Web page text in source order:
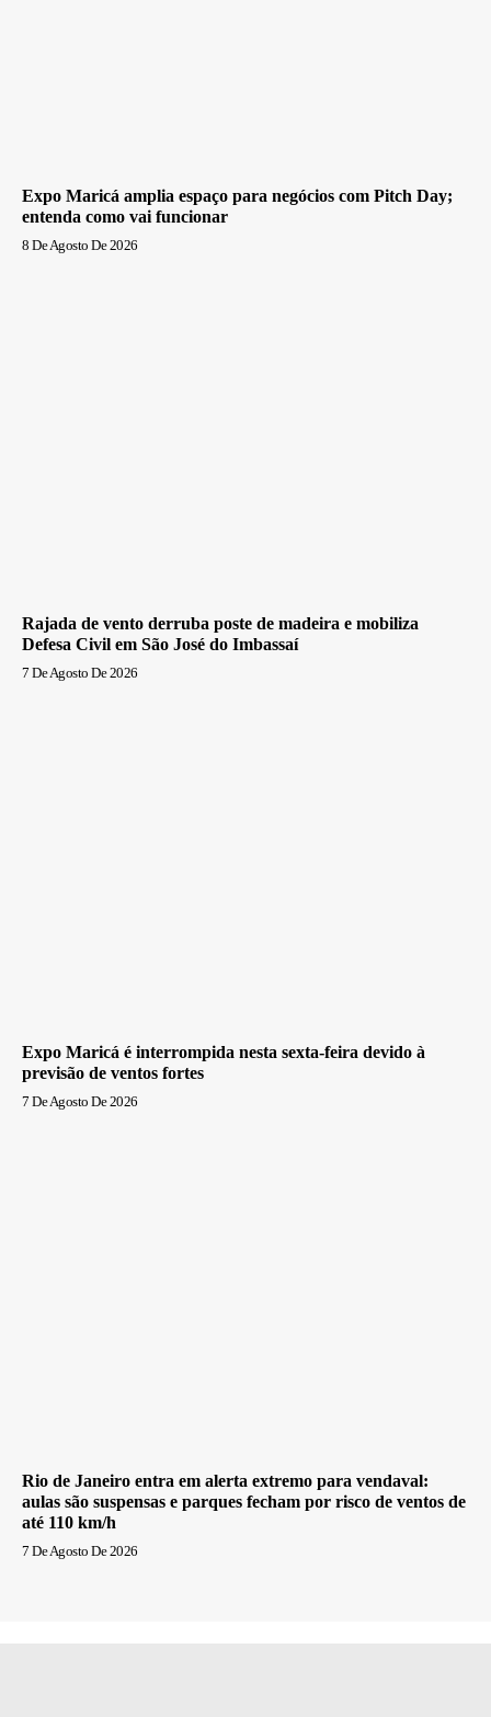
Expo Maricá amplia espaço para negócios com Pitch Day;
entenda como vai funcionar
8 De Agosto De 2026
Rajada de vento derruba poste de madeira e mobiliza
Defesa Civil em São José do Imbassaí
7 De Agosto De 2026
Expo Maricá é interrompida nesta sexta-feira devido à
previsão de ventos fortes
7 De Agosto De 2026
Rio de Janeiro entra em alerta extremo para vendaval:
aulas são suspensas e parques fecham por risco de ventos de
até 110 km/h
7 De Agosto De 2026